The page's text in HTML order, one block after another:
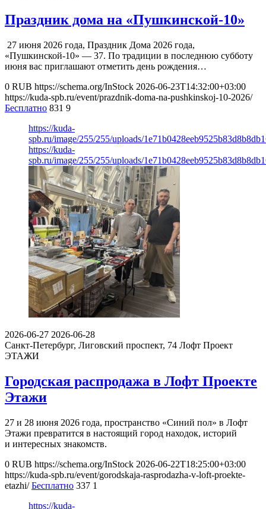
Праздник дома на «Пушкинской-10»
27 июня 2026 года, Праздник Дома 2026 года,
«Пушкинской-10» — 37. По традиции в последнюю субботу
июня вас приглашают отметить день рождения…
0 RUB https://schema.org/InStock 2026-06-23T14:32:00+03:00
https://kuda-spb.ru/event/prazdnik-doma-na-pushkinskoj-10-2026/
Бесплатно 831 9
https://kuda-
spb.ru/image/255/255/uploads/
https://kuda-
spb.ru/image/255/255/uploads/
2026-06-27 2026-06-28
Санкт-Петербург, Лиговский проспект, 74 Лофт Проект
ЭТАЖИ
Городская распродажа в Лофт Проекте
Этажи
27 и 28 июня 2026 года, пространство «Синий пол» в Лофт
Этажи превратится в настоящий город находок, историй
и интересных знакомств.
0 RUB https://schema.org/InStock 2026-06-22T18:25:00+03:00
https://kuda-spb.ru/event/gorodskaja-rasprodazha-v-loft-proekte-
etazhi/ Бесплатно 337 1
https://kuda-